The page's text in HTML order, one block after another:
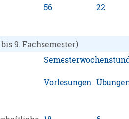
56 22
9. Fachsemester)
Vorlesungen